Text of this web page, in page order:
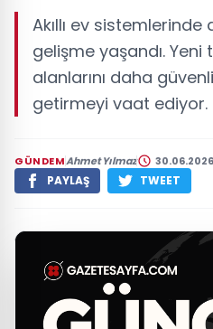
Akıllı ev
gelişme yaşandı.
alanlarını daha
getirmeyi vaat ediyor.
GÜNDEMAhmet Yılmaz
PAYLAŞ TWEET